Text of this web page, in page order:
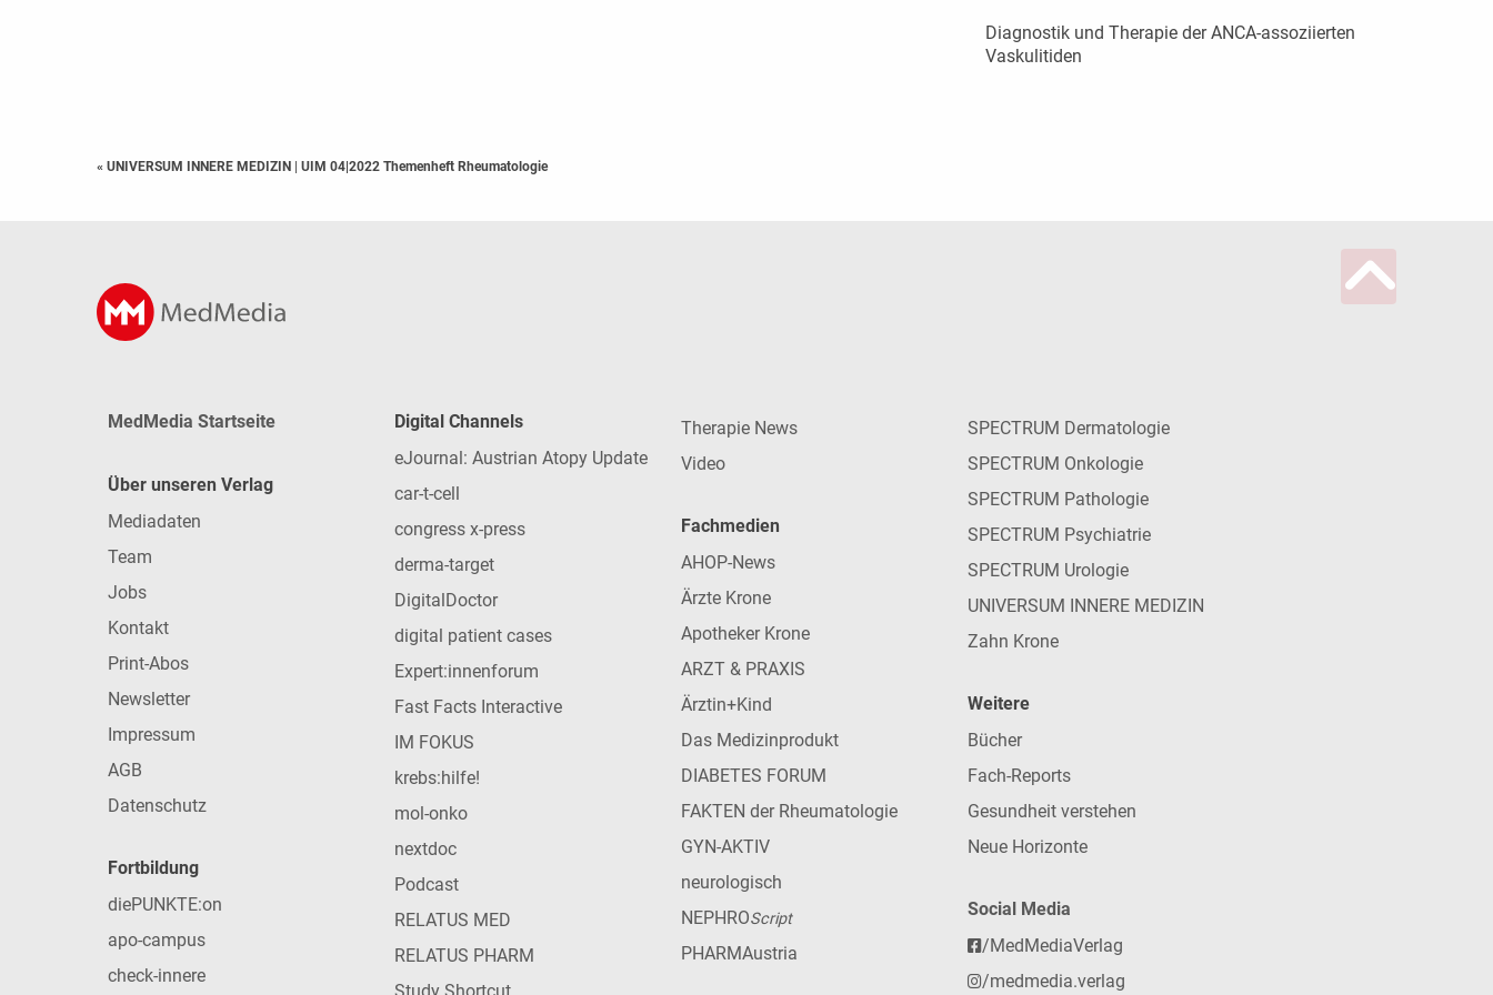
Diagnostik und Therapie der ANCA-assoziierten
Vaskulitiden
« UNIVERSUM INNERE MEDIZIN UIM 04|2022 Themenheft Rheumatologie
MedMedia Startseite
Über unseren Verlag
Mediadaten
Team
Jobs
Kontakt
Print-Abos
Newsletter
Impressum
AGB
Datenschutz
Fortbildung
diePUNKTE:on
apo-campus
check-innere
Digital Channels
eJournal: Austrian Atopy Update
car-t-cell
congress x-press
derma-target
DigitalDoctor
digital patient cases
Expert:innenforum
Fast Facts Interactive
IM FOKUS
krebs:hilfe!
mol-onko
nextdoc
Podcast
RELATUS MED
RELATUS PHARM
Study Shortcut
Therapie News
Video
Fachmedien
AHOP-News
Ärzte Krone
Apotheker Krone
ARZT & PRAXIS
Ärztin+Kind
Das Medizinprodukt
DIABETES FORUM
FAKTEN der Rheumatologie
GYN-AKTIV
neurologisch
NEPHROScript
PHARMAustria
SPECTRUM Dermatologie
SPECTRUM Onkologie
SPECTRUM Pathologie
SPECTRUM Psychiatrie
SPECTRUM Urologie
UNIVERSUM INNERE MEDIZIN
Zahn Krone
Weitere
Bücher
Fach-Reports
Gesundheit verstehen
Neue Horizonte
Social Media
/MedMediaVerlag
/medmedia.verlag